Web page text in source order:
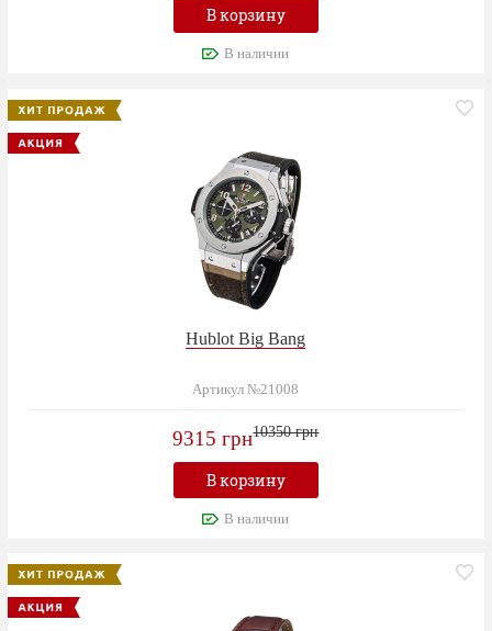
В корзину
В наличии
Hublot Big Bang
Артикул №21008
9315 грн10350 грн
В корзину
В наличии